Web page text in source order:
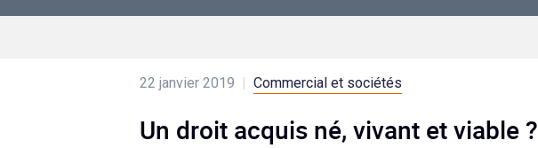
22 janvier 2019 Commercial et sociétés
Un droit acquis né, vivant et viable ?